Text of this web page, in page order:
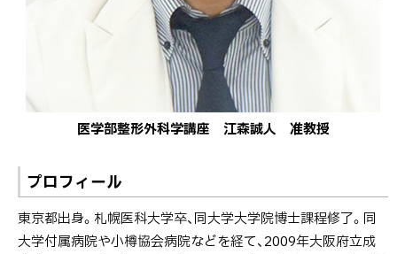
医学部整形外科学講座 江森誠人 准教授
プロフィール
東京都出身。札幌医科大学卒、同大学大学院博士課程修了。同
大学付属病院や小樽協会病院などを経て、2009年大阪府立成